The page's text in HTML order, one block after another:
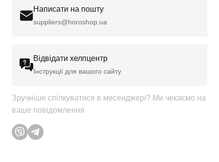
Написати на пошту
suppliers@horoshop.ua
Відвідати хелпцентр
Інструкції для вашого сайту
Зручніше спілкуватися в месенджері? Ми чекаємо на
ваше повідомлення